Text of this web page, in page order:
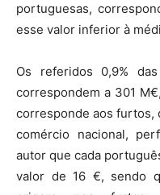
portuguesas,
esse valor inferior à
Os referidos 0,9%
correspondem a 301
corresponde aos furtos,
comércio nacional,
autor que cada
valor de 16 €, sendo